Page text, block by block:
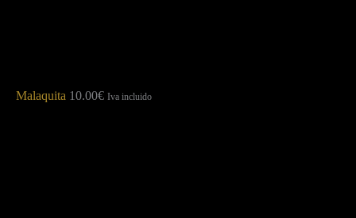
Malaquita 10.00€ Iva incluido